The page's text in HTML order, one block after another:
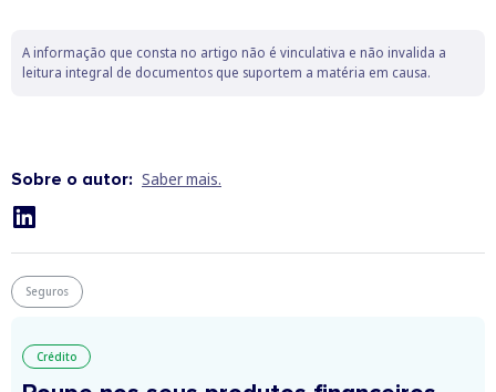
A informação que consta no artigo não é vinculativa e não invalida a
leitura integral de documentos que suportem a matéria em causa.
Sobre o autor: Saber mais.
Seguros
Crédito